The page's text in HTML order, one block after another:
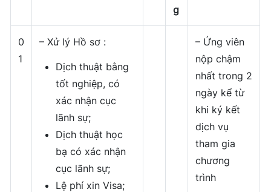
g
0
1
– Xử lý Hồ sơ :
Dịch thuật bằng
tốt nghiệp, có
xác nhận cục
lãnh sự;
Dịch thuật học
bạ có xác nhận
cục lãnh sự;
Lệ phí xin Visa;
– Ứng viên
nộp chậm
nhất trong 2
ngày kể từ
khi ký kết
dịch vụ
tham gia
chương
trình